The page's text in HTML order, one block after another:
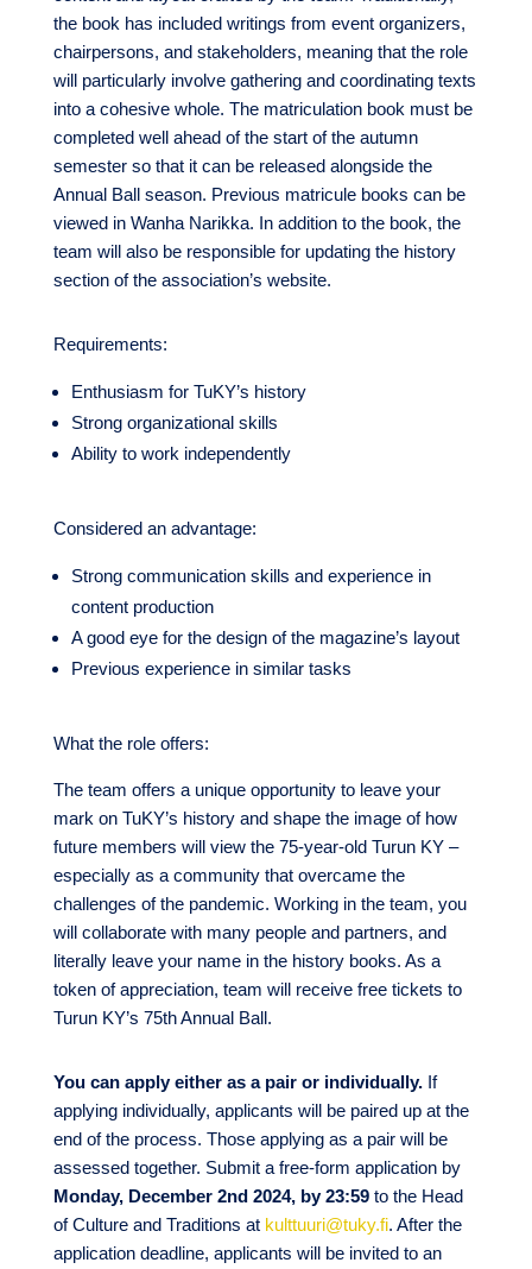
the book has included writings from event organizers,
chairpersons, and stakeholders, meaning that the role
will particularly involve gathering and coordinating texts
into a cohesive whole. The matriculation book must be
completed well ahead of the start of the autumn
semester so that it can be released alongside the
Annual Ball season. Previous matricule books can be
viewed in Wanha Narikka. In addition to the book, the
team will also be responsible for updating the history
section of the association’s website.
Requirements:
Enthusiasm for TuKY’s history
Strong organizational skills
Ability to work independently
Considered an advantage:
Strong communication skills and experience in
content production
A good eye for the design of the magazine’s layout
Previous experience in similar tasks
What the role offers:
The team offers a unique opportunity to leave your
mark on TuKY’s history and shape the image of how
future members will view the 75-year-old Turun KY –
especially as a community that overcame the
challenges of the pandemic. Working in the team, you
will collaborate with many people and partners, and
literally leave your name in the history books. As a
token of appreciation, team will receive free tickets to
Turun KY’s 75th Annual Ball.
You can apply either as a pair or individually.If
applying individually, applicants will be paired up at the
end of the process. Those applying as a pair will be
assessed together. Submit a free-form application by
Monday, December 2nd 2024, by 23:59to the Head
of Culture and Traditions at kulttuuri@tuky.fi. After the
application deadline, applicants will be invited to an